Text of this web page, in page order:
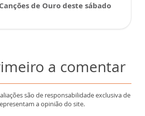
Canções de Ouro deste sábado
a comentar
são de responsabilidade exclusiva de
a opinião do site.